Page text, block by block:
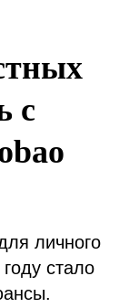
с
личного
стало